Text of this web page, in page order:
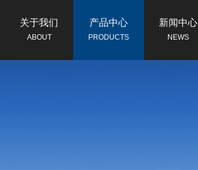
关于我们
ABOUT
产品中心
PRODUCTS
新闻中心
NEWS